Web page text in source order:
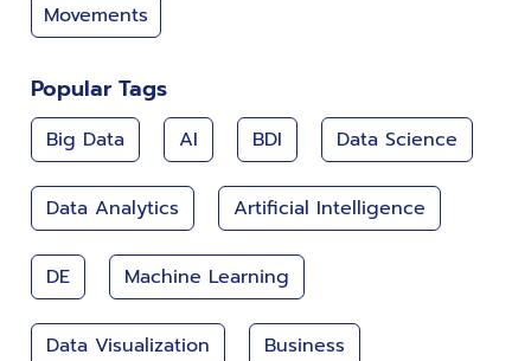
Movements
Popular Tags
Big Data AI BDI Data Science
Data Analytics Artificial Intelligence
DE Machine Learning
Data Visualization Business